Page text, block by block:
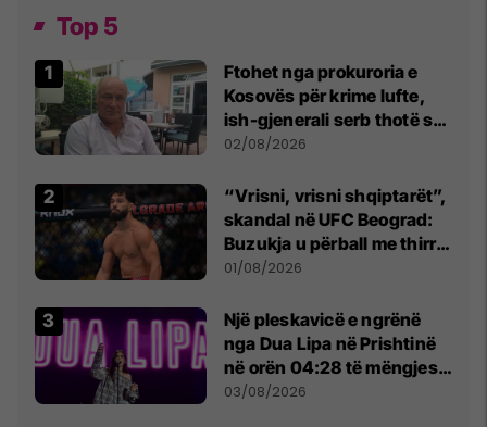
Top 5
Ftohet nga prokuroria e
Kosovës për krime lufte,
ish-gjenerali serb thotë se
dikush e tradhtoi në
02/08/2026
“Vrisni, vrisni shqiptarët”,
skandal në UFC Beograd:
Buzukja u përball me thirrje
anti-shqiptare nga
01/08/2026
Një pleskavicë e ngrënë
nga Dua Lipa në Prishtinë
në orën 04:28 të mëngjesit
- dhe bota digjitale serbe
03/08/2026